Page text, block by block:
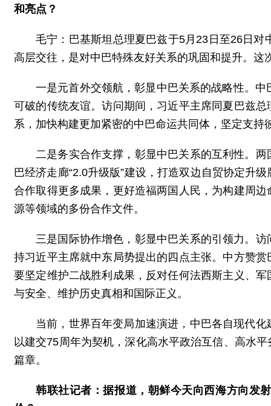
和亮点？
毛宁：巴基斯坦总理夏巴兹于5月23日至26日
高层交往，是对中巴特殊友好关系的巩固和提升。这
一是元首外交领航，彰显中巴关系的战略性。
可破的传统友谊。访问期间，习近平主席同夏巴兹
系，加快构建更加紧密的中巴命运共同体，坚定支
二是务实合作支撑，彰显中巴关系的互利性。
巴经济走廊“2.0升级版”建设，打造双边自贸协定升
合作取得更多成果，更好造福两国人民，为构建周
源等领域的多份合作文件。
三是国际协作增色，彰显中巴关系的引领力。
持习近平主席就中东局势提出的四点主张。中方赞
要坚定维护二战胜利成果，反对任何法西斯主义、
与安全、维护历史真相和国际正义。
当前，世界百年变局加速演进，中巴各自现代
以建交75周年为契机，深化高水平政治互信、高水
篇章。
韩联社记者：据报道，朝鲜今天向西海方向发